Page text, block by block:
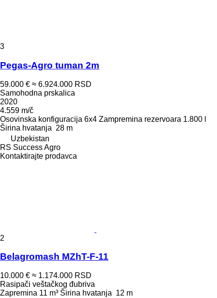
3
Pegas-Agro tuman 2m
59.000 € ≈ 6.924.000 RSD
Samohodna prskalica
2020
4.559 m/č
Osovinska konfiguracija 6x4 Zampremina rezervoara 1.800 l
Širina hvatanja 28 m
Uzbekistan
RS Success Agro
Kontaktirajte prodavca
2
Belagromash MZhT-F-11
10.000 € ≈ 1.174.000 RSD
Rasipači veštačkog đubriva
Zapremina 11 m³ Širina hvatanja 12 m